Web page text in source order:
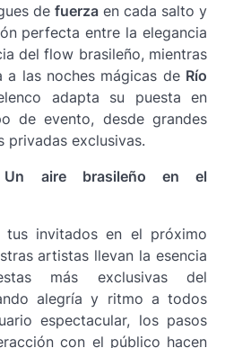
de fuerza en cada salto y
perfecta entre la elegancia
del flow brasileño, mientras
las noches mágicas de Río
adapta su puesta en
de evento, desde grandes
privadas exclusivas.
Un aire brasileño en el
tus invitados en el próximo
artistas llevan la esencia
más exclusivas del
alegría y ritmo a todos
espectacular, los pasos
con el público hacen